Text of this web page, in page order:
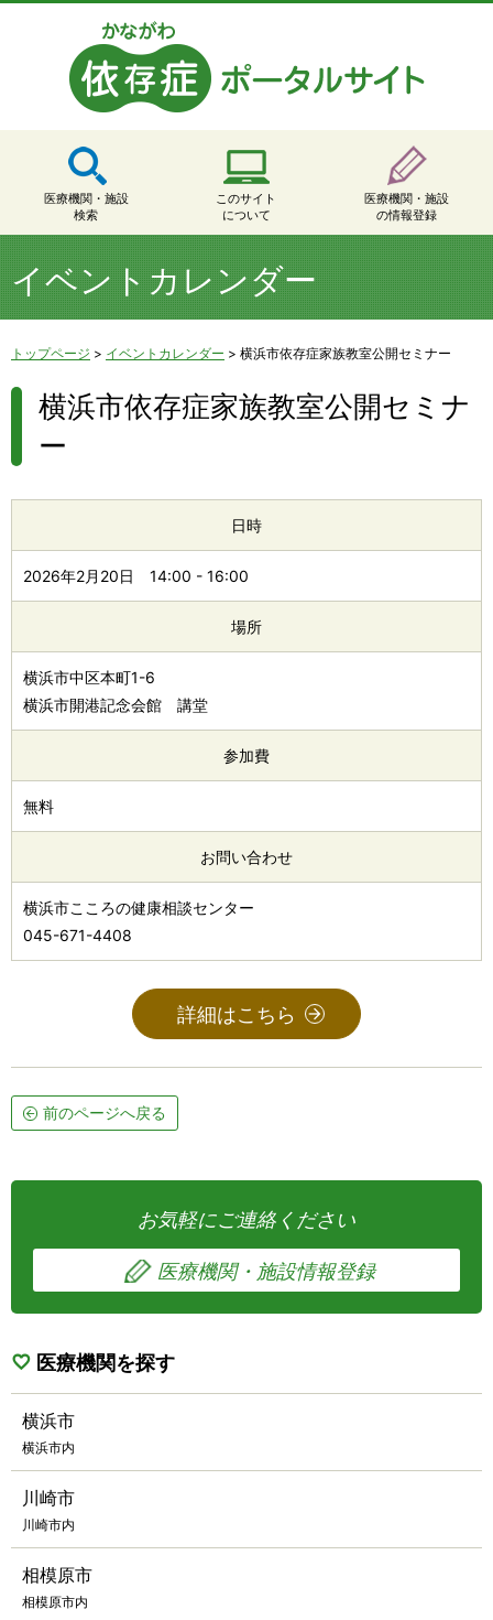
医療機関・施設
検索
このサイト
について
医療機関・施設
の情報登録
イベントカレンダー
トップページ > イベントカレンダー > 横浜市依存症家族教室公開セミナー
横浜市依存症家族教室公開セミナ
ー
日時
2026年2月20日 14:00 - 16:00
場所
横浜市中区本町1-6
横浜市開港記念会館 講堂
参加費
無料
お問い合わせ
横浜市こころの健康相談センター
045-671-4408
詳細はこちら
前のページへ戻る
お気軽にご連絡ください
医療機関・施設情報登録
医療機関を探す
横浜市
横浜市内
川崎市
川崎市内
相模原市
相模原市内